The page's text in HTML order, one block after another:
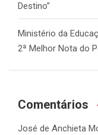
Destino”
Ministério da
2ª Melhor Nota do
Comentários
José de Anchieta